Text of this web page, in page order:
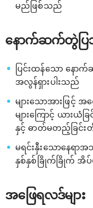
မည်ဖြစ်သည်
နောက်ဆက်တွဲပြ
ပြင်းထန်သော နောက်
အလွန်ရှားပါးသည်
များသောအားဖြင့်
များကြောင့် ယားယံခြ
နှင့် ဓာတ်မတည့်ခြင်
မရင်းနှီးသောနေရာ
နှစ်နှစ်ခြိုက်ခြိုက် အိပ်
အဖြေရလဒ်များ